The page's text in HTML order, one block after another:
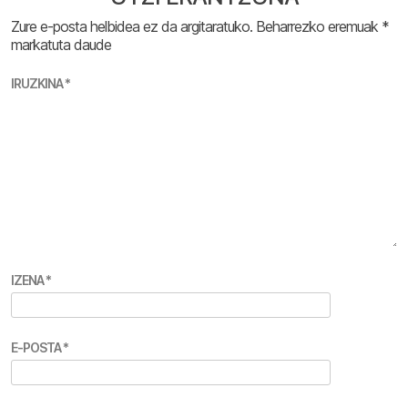
Zure e-posta helbidea ez da argitaratuko. Beharrezko eremuak *
markatuta daude
IRUZKINA*
IZENA*
E-POSTA*